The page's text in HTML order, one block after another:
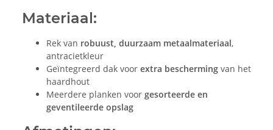
Materiaal:
Rek van robuust, duurzaam metaalmateriaal,
antracietkleur
Geïntegreerd dak voor extra bescherming van het
haardhout
Meerdere planken voor gesorteerde en
geventileerde opslag